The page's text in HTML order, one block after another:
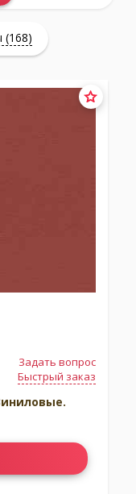
(168)
Задать вопрос
Быстрый заказ